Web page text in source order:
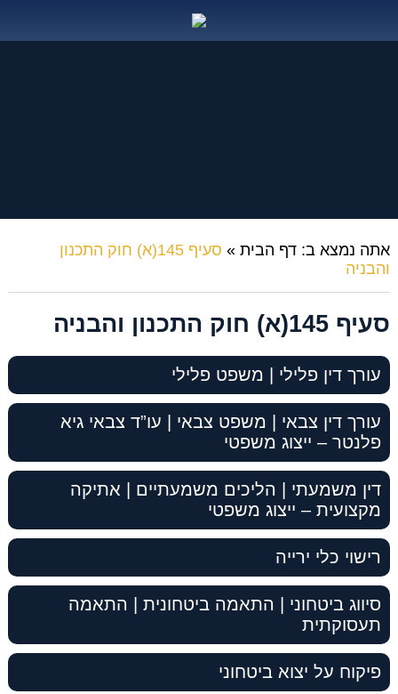
אתה נמצא ב: דף הבית»
סעיף 145(א) חוק התכנון
והבניה
סעיף 145(א) חוק התכנון והבניה
עורך דין פלילי | משפט פלילי
עורך דין צבאי | משפט צבאי | עו”ד צבאי גיא
פלנטר – ייצוג משפטי
דין משמעתי | הליכים משמעתיים | אתיקה
מקצועית – ייצוג משפטי
רישוי כלי ירייה
סיווג ביטחוני | התאמה ביטחונית | התאמה
תעסוקתית
פיקוח על יצוא ביטחוני